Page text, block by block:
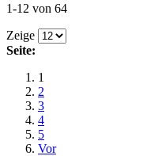
1-12 von 64
Zeige
Seite:
1
2
3
4
5
Vor